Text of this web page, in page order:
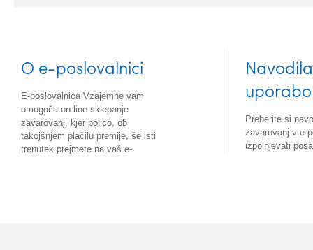
O e-poslovalnici
E-poslovalnica Vzajemne vam
omogoča on-line sklepanje
zavarovanj, kjer polico, ob
takojšnjem plačilu premije, še isti
trenutek prejmete na vaš e-
uporabo
Preberite si
zavarovanj v e-
izpolnjevati